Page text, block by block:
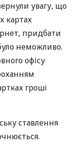
увагу, що
картах
придбати
неможливо.
офісу
гроші
ставлення